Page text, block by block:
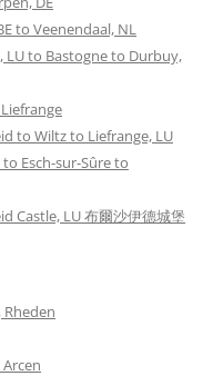
to Veenendaal, NL
LU to Bastogne to Durbuy,
to Wiltz to Liefrange, LU
Esch-sur-Sûre to
Castle, LU 布爾沙伊德城堡